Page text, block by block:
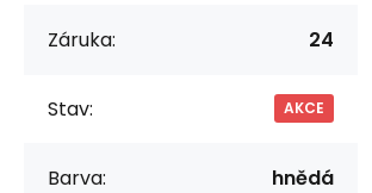
Záruka: 24
Stav: AKCE
Barva: hnědá